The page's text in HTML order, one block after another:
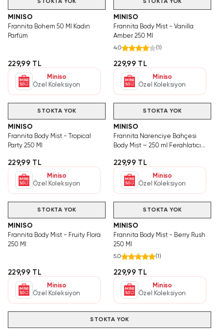
STOKTA YOK
MINISO
Frannita Bohem 50 Ml Kadın
Parfüm
229,99 TL
Miniso
Özel Koleksiyon
STOKTA YOK
MINISO
Frannita Body Mist - Vanilla
Amber 250 Ml
4.0 (1 )
229,99 TL
Miniso
Özel Koleksiyon
STOKTA YOK
MINISO
Frannita Body Mist - Tropical
Party 250 Ml
229,99 TL
Miniso
Özel Koleksiyon
STOKTA YOK
MINISO
Frannita Narenciye Bahçesi
Body Mist – 250 ml Ferahlatıcı
229,99 TL
Miniso
Özel Koleksiyon
STOKTA YOK
MINISO
Frannita Body Mist - Fruity Flora
250 Ml
229,99 TL
Miniso
Özel Koleksiyon
STOKTA YOK
MINISO
Frannita Body Mist - Berry Rush
250 Ml
5.0 (1 )
229,99 TL
Miniso
Özel Koleksiyon
STOKTA YOK